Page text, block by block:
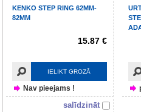
KENKO STEP RING 62MM-
82MM
15.87 €
IELIKT GROZĀ
Nav pieejams !
salīdzināt